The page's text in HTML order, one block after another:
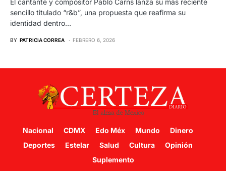
El cantante y compositor Pablo Carns lanza su más reciente
sencillo titulado “r&b”, una propuesta que reafirma su
identidad dentro…
BY PATRICIA CORREA FEBRERO 6, 2026
Nacional CDMX Edo Méx Mundo
Dinero
Deportes
Estelar Salud Cultura
Opinión
Suplemento